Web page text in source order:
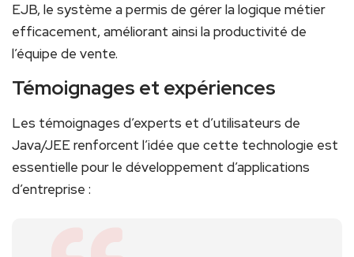
EJB, le ⁤système a permis de ‌gérer la logique métier
efficacement, améliorant ainsi la productivité ⁣de
l’équipe de‌ vente.
Témoignages⁢ et expériences
Les témoignages d’experts ⁣et d’utilisateurs de
Java/JEE renforcent l’idée que cette technologie est
essentielle pour le développement d’applications
‍d’entreprise :